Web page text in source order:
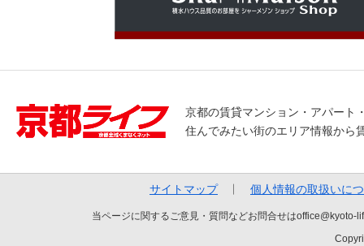
京都の賃貸マンション・アパート
住んでみたい街のエリア情報から
サイトマップ 個人情報の取扱いに
当ページに関するご意見・質問などお問合せは